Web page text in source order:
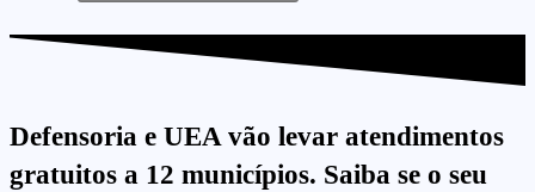
Defensoria e UEA vão levar atendimentos
gratuitos a 12 municípios. Saiba se o seu